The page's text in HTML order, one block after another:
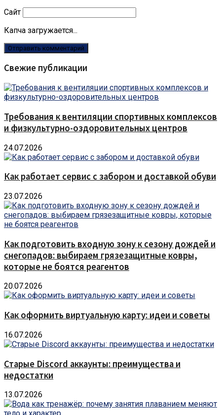
Сайт
Капча загружается...
Свежие публикации
Требования к вентиляции спортивных комплексов
и физкультурно-оздоровительных центров
24.07.2026
Как работает сервис с забором и доставкой обуви
23.07.2026
Как подготовить входную зону к сезону дождей и
снегопадов: выбираем грязезащитные ковры,
которые не боятся реагентов
20.07.2026
Как оформить виртуальную карту: идеи и советы
16.07.2026
Старые Discord аккаунты: преимущества и
недостатки
13.07.2026